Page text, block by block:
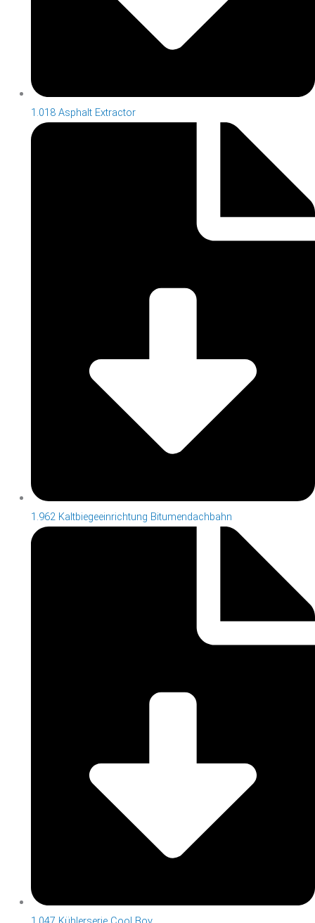
1.018 Asphalt Extractor
1.962 Kaltbiegeeinrichtung Bitumendachbahn